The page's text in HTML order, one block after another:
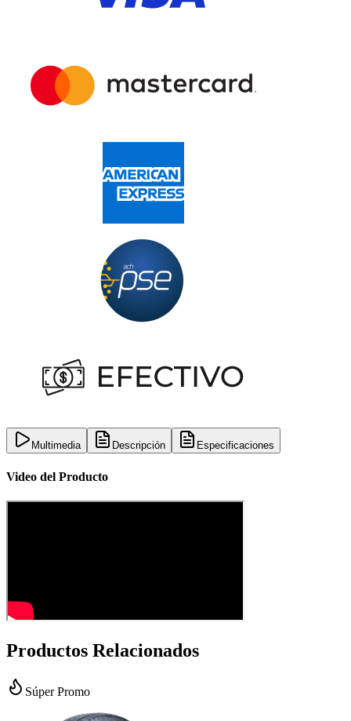
Multimedia Descripción Especificaciones
Video del Producto
Productos Relacionados
Súper Promo